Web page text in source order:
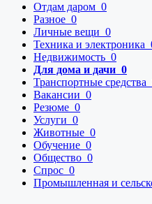
Отдам даром 0
Разное 0
Личные вещи 0
Техника и электроника
Недвижимость 0
Для дома и дачи 0
Транспортные средства
Вакансии 0
Резюме 0
Услуги 0
Животные 0
Обучение 0
Общество 0
Спрос 0
Промышленная и